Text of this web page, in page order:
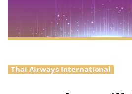
Thai Airways International